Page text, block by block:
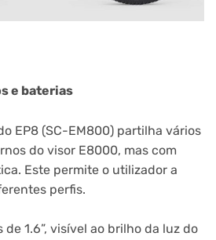
e baterias
EP8 (SC-EM800) partilha vários
do visor E8000, mas com
Este permite o utilizador a
perfis.
de 1.6”, visível ao brilho da luz do